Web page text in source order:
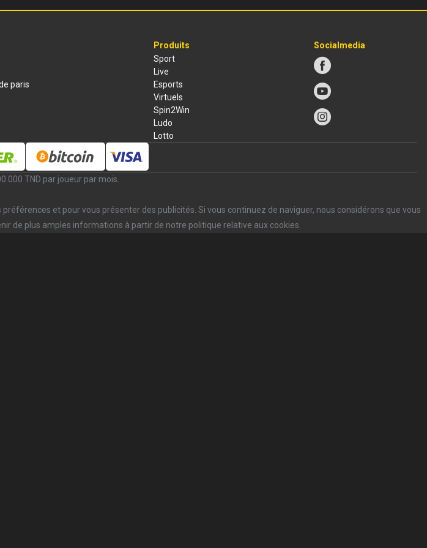
paris
Produits
Sport
Live
Esports
Virtuels
Spin2Win
Ludo
Lotto
Socialmedia
TND par joueur par mois.
et pour vous présenter des publicités. Si vous continuez de naviguer, nous considérons que vous
de plus amples informations à partir de notre politique relative aux cookies.